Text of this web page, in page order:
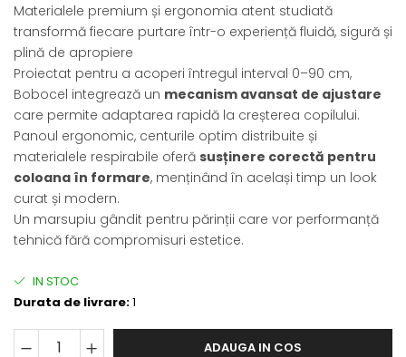
Materialele premium și ergonomia atent studiată
transformă fiecare purtare într-o experiență fluidă, sigură și
plină de apropiere
Proiectat pentru a acoperi întregul interval 0–90 cm,
Bobocel integrează un mecanism avansat de ajustare
care permite adaptarea rapidă la creșterea copilului.
Panoul ergonomic, centurile optim distribuite și
materialele respirabile oferă susținere corectă pentru
coloana în formare, menținând în același timp un look
curat și modern.
Un marsupiu gândit pentru părinții care vor performanță
tehnică fără compromisuri estetice.
IN STOC
Durata de livrare:1
ADAUGA IN COS